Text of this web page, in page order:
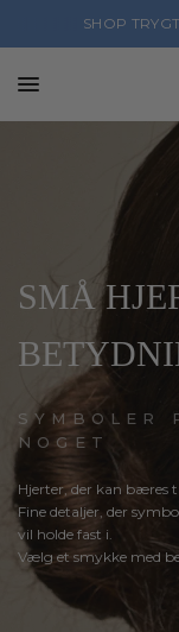
SHOP
SMÅ
SYMBOLER
NOGET
Hjerter, der kan bæres
Fine detaljer, der
vil holde fast i.
Vælg et smykke med